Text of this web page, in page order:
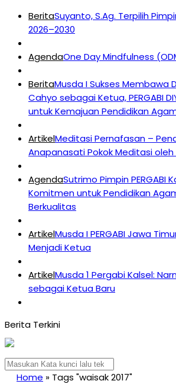
BeritaSuyanto, S.Ag. Terpilih
2026–2030
AgendaOne Day Mindfulness
BeritaMusda I Sukses Membawa
Cahyo sebagai Ketua, PERGABI
untuk Kemajuan Pendidikan
ArtikelMeditasi Pernafasan –
Anapanasati Pokok Meditasi oleh
AgendaSutrimo Pimpin PERGABI
Komitmen untuk Pendidikan
Berkualitas
ArtikelMusda I PERGABI Jawa
Menjadi Ketua
ArtikelMusda 1 Pergabi Kalsel:
sebagai Ketua Baru
Home » Tags "waisak 2017"